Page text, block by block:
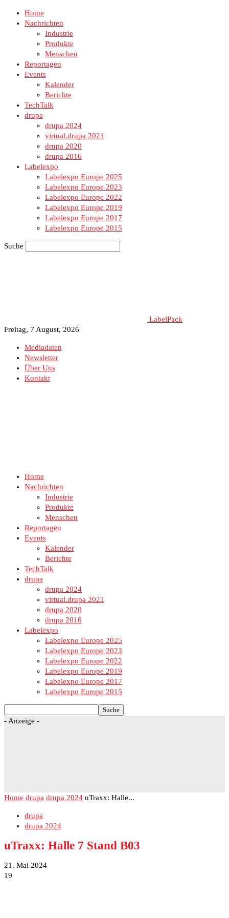
Home
Nachrichten
Industrie
Produkte
Menschen
Reportagen
Events
Kalender
Berichte
TechTalk
drupa
drupa 2024
virtual.drupa 2021
drupa 2020
drupa 2016
Labelexpo
Labelexpo Europe 2025
Labelexpo Europe 2023
Labelexpo Europe 2022
Labelexpo Europe 2019
Labelexpo Europe 2017
Labelexpo Europe 2015
Suche
LabelPack
Freitag, 7 August, 2026
Mediadaten
Newsletter
Über Uns
Kontakt
Home
Nachrichten
Industrie
Produkte
Menschen
Reportagen
Events
Kalender
Berichte
TechTalk
drupa
drupa 2024
virtual.drupa 2021
drupa 2020
drupa 2016
Labelexpo
Labelexpo Europe 2025
Labelexpo Europe 2023
Labelexpo Europe 2022
Labelexpo Europe 2019
Labelexpo Europe 2017
Labelexpo Europe 2015
- Anzeige -
Home drupa drupa 2024 uTraxx: Halle...
drupa
drupa 2024
uTraxx: Halle 7 Stand B03
21. Mai 2024
19